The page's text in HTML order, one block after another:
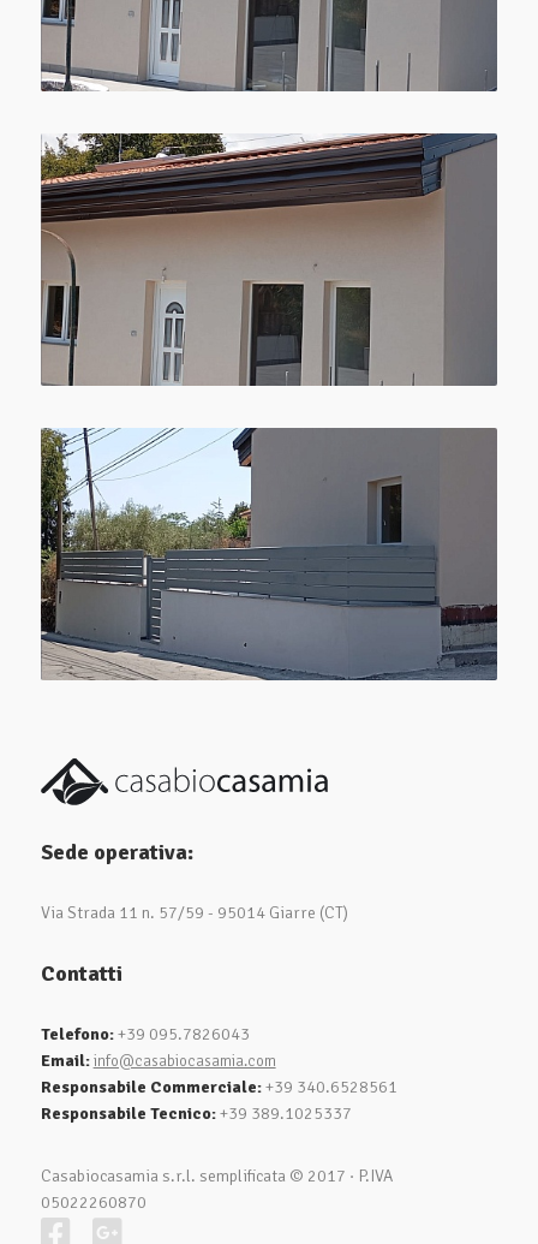
Sede operativa:
Via Strada 11 n. 57/59 - 95014 Giarre (CT)
Contatti
Telefono:+39 095.7826043
Email: info@casabiocasamia.com
Responsabile Commerciale:+39 340.6528561
Responsabile Tecnico:+39 389.1025337
Casabiocasamia s.r.l. semplificata © 2017 · P.IVA
05022260870